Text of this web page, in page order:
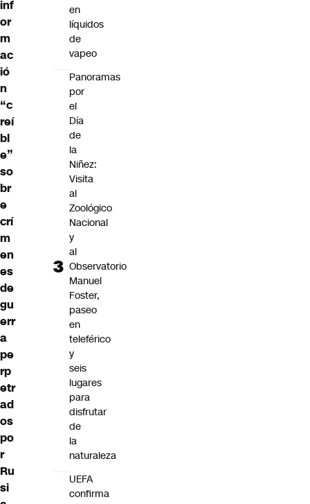
inf
or
m
ac
ió
n
“c
reí
bl
e”
so
br
e
crí
m
en
es
de
gu
err
a
pe
rp
etr
ad
os
po
r
Ru
si
en
líquidos
de
vapeo
Panoramas
por
el
Día
de
la
Niñez:
Visita
al
Zoológico
Nacional
y
al
Observatorio
Manuel
Foster,
paseo
en
teleférico
y
seis
lugares
para
disfrutar
de
la
naturaleza
UEFA
confirma